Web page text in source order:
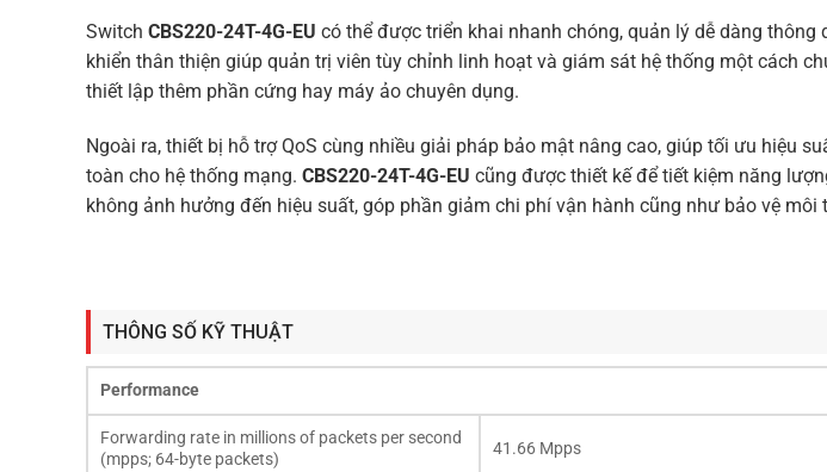
SwitchCBS220-24T-4G-EU có thể được triển khai nhanh chóng, quản lý dễ dàng
khiển thân thiện giúp quản trị viên tùy chỉnh linh hoạt và giám sát hệ thống một cách
thiết lập thêm phần cứng hay máy ảo chuyên dụng.
Ngoài ra, thiết bị hỗ trợ QoS cùng nhiều giải pháp bảo mật nâng cao, giúp tối ưu hiệu
toàn cho hệ thống mạng.CBS220-24T-4G-EU cũng được thiết kế để tiết kiệm năng
không ảnh hưởng đến hiệu suất, góp phần giảm chi phí vận hành cũng như bảo vệ môi
THÔNG SỐ KỸ THUẬT
Performance
Forwarding rate in millions of packets per second
(mpps; 64-byte packets)
41.66 Mpps